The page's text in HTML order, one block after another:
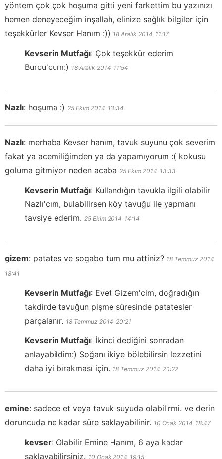
yöntem çok çok hoşuma gitti yeni farkettim bu yazınızı
hemen deneyeceğim inşallah, elinize sağlık bilgiler için
teşekkürler Kevser Hanım :)) 18 Aralık 2014 11:17
Kevserin Mutfağı: Çok teşekkür ederim
Burcu'cum:) 18 Aralık 2014 11:54
Nazlı: hoşuma :) 25 Ekim 2014 13:34
Nazlı: merhaba Kevser hanım, tavuk suyunu çok severim
fakat ya acemiliğimden ya da yapamıyorum :( kokusu
goluma gitmiyor neden acaba 25 Ekim 2014 13:33
Kevserin Mutfağı: Kullandığın tavukla ilgili olabilir
Nazlı'cım, bulabilirsen köy tavuğu ile yapmanı
tavsiye ederim. 25 Ekim 2014 14:14
gizem: patates ve sogabo tum mu attiniz? 18 Temmuz 2014
18:41
Kevserin Mutfağı: Evet Gizem'cim, doğradığın
takdirde tavuğun pişme süresinde patatesler
parçalanır. 18 Temmuz 2014 20:21
Kevserin Mutfağı: İkinci dediğini sonradan
anlayabildim:) Soğanı ikiye bölebilirsin lezzetini
daha iyi bırakması için. 18 Temmuz 2014 20:22
emine: sadece et veya tavuk suyuda olabilirmi. ve derin
doruncuda ne kadar süre saklayabilinir. 10 Ocak 2014 18:47
kevser: Olabilir Emine Hanım, 6 aya kadar
saklayabilirsiniz. 10 Ocak 2014 19:15